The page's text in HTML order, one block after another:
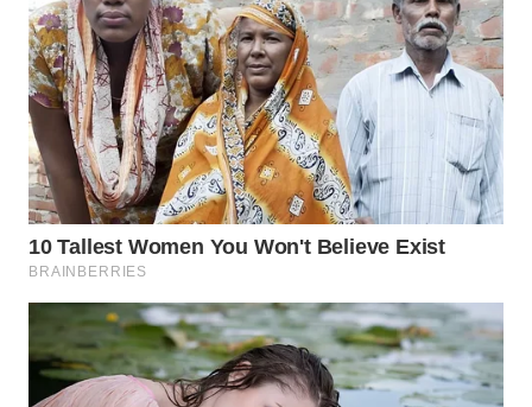
WN
INDRAMAYU
WN
KUNINGAN
WN
MAJALENGKA
WN
SUBANG
WN